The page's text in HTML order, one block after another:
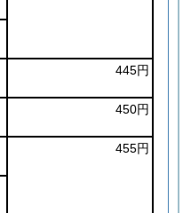
445円
450円
455円